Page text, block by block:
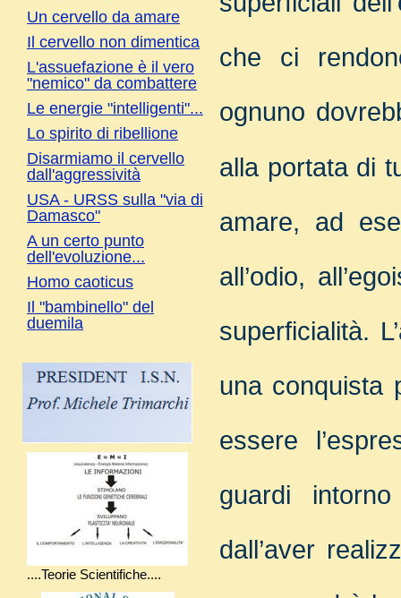
che ci
ognuno
alla portata di
amare, ad
all’odio,
superficialità.
una conquista
essere
guardi
dall’aver
Un cervello da amare
Il cervello non dimentica
L'assuefazione è il vero
"nemico" da combattere
Le energie "intelligenti"...
Lo spirito di ribellione
Disarmiamo il cervello
dall'aggressività
USA - URSS sulla "via di
Damasco"
A un certo punto
dell'evoluzione...
Homo caoticus
Il "bambinello" del
duemila
....Teorie Scientifiche....